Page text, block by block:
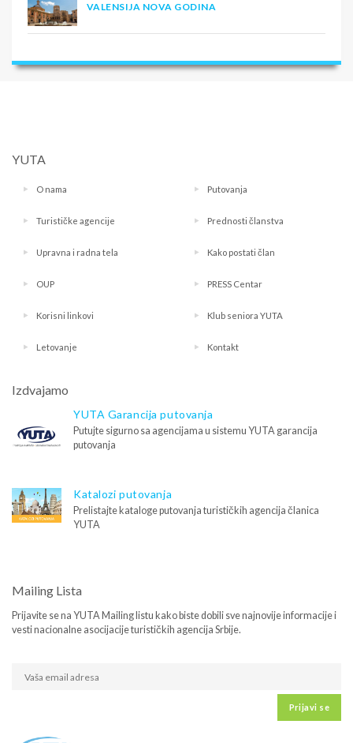
VALENSIJA NOVA GODINA
YUTA
O nama Putovanja
Turističke agencije Prednosti članstva
Upravna i radna tela Kako postati član
OUP PRESS Centar
Korisni linkovi Klub seniora YUTA
Letovanje Kontakt
Izdvajamo
YUTA Garancija putovanja
Putujte sigurno sa agencijama u sistemu YUTA garancija
putovanja
Katalozi putovanja
Prelistajte kataloge putovanja turističkih agencija članica
YUTA
Mailing Lista
Prijavite se na YUTA Mailing listu kako biste dobili sve najnovije informacije i
vesti nacionalne asocijacije turističkih agencija Srbije.
Prijavi se